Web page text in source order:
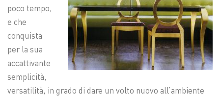
poco tempo,
e che
conquista
per la sua
accattivante
semplicità,
versatilità, in grado di dare un volto nuovo all’ambiente